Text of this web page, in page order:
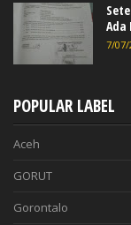
Ada
7/07/
POPULAR LABEL
Aceh
GORUT
Gorontalo